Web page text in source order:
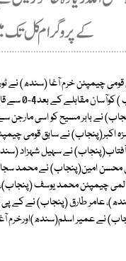
چیمپئن خرم آغا (سندھ) نے
عمران شہزاد
(پنجاب) نے بابر مسیح کو اسی
شاہد آفتاب(پنجاب) نے سہیل
محسن امین(پنجاب) نے محمد
چیمپئن محمد یوسف
عامر طارق (پنجاب) نے کے
نے عمیر اسلم(سندھ)اورخرم